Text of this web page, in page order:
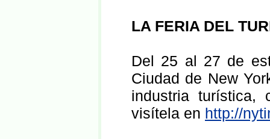
LA FERIA DEL
Del 25 al 27 de
Ciudad de New
industria turística,
visítela en http://